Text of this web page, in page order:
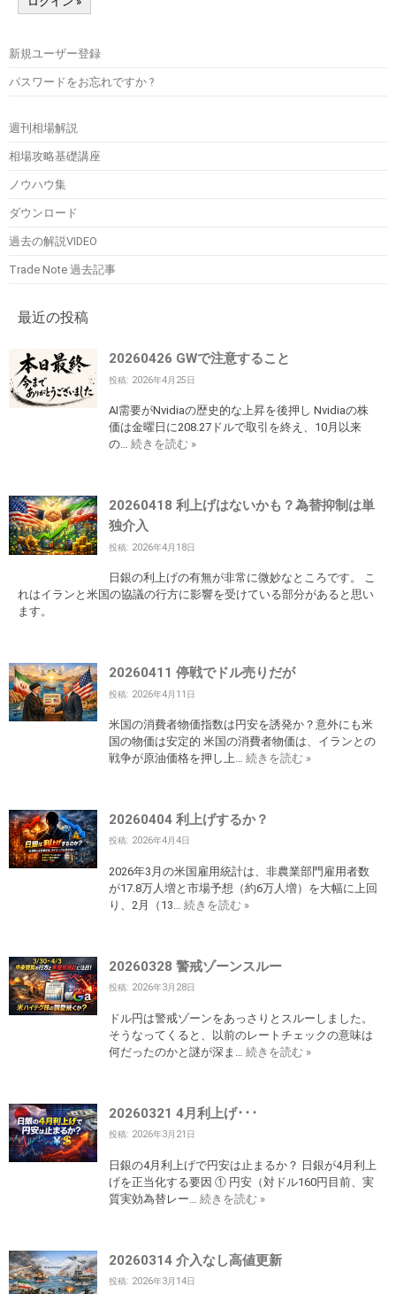
新規ユーザー登録
パスワードをお忘れですか ?
週刊相場解説
相場攻略基礎講座
ノウハウ集
ダウンロード
過去の解説VIDEO
Trade Note 過去記事
最近の投稿
20260426 GWで注意すること
投稿: 2026年4月25日
AI需要がNvidiaの歴史的な上昇を後押し Nvidiaの株
価は金曜日に208.27ドルで取引を終え、10月以来
の… 続きを読む »
20260418 利上げはないかも？為替抑制は単
独介入
投稿: 2026年4月18日
日銀の利上げの有無が非常に微妙なところです。 こ
れはイランと米国の協議の行方に影響を受けている部分があると思い
ます。
20260411 停戦でドル売りだが
投稿: 2026年4月11日
米国の消費者物価指数は円安を誘発か？意外にも米
国の物価は安定的 米国の消費者物価は、イランとの
戦争が原油価格を押し上… 続きを読む »
20260404 利上げするか？
投稿: 2026年4月4日
2026年3月の米国雇用統計は、非農業部門雇用者数
が17.8万人増と市場予想（約6万人増）を大幅に上回
り、2月（13… 続きを読む »
20260328 警戒ゾーンスルー
投稿: 2026年3月28日
ドル円は警戒ゾーンをあっさりとスルーしました。
そうなってくると、以前のレートチェックの意味は
何だったのかと謎が深ま… 続きを読む »
20260321 4月利上げ･･･
投稿: 2026年3月21日
日銀の4月利上げで円安は止まるか？ 日銀が4月利上
げを正当化する要因 ① 円安（対ドル160円目前、実
質実効為替レー… 続きを読む »
20260314 介入なし高値更新
投稿: 2026年3月14日